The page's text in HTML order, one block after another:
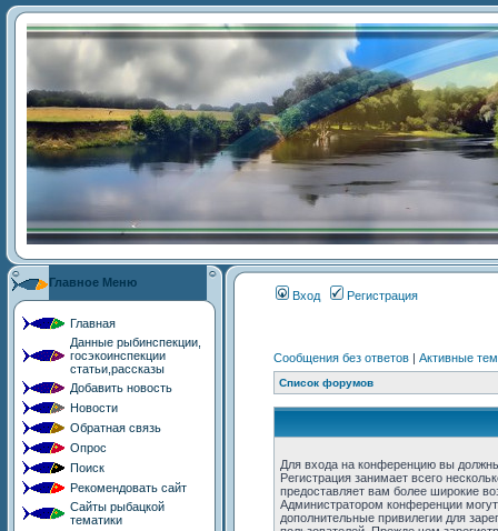
Главное Меню
Главная
Данные рыбинспекции,
госэкоинспекции
статьи,рассказы
Добавить новость
Новости
Обратная связь
Опрос
Поиск
Рекомендовать сайт
Сайты рыбацкой
тематики